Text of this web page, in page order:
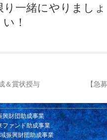
り一緒にやりま
！
＆賞状授与 【急
財団助成事業
ァンド助成事業
振興財団助成事業